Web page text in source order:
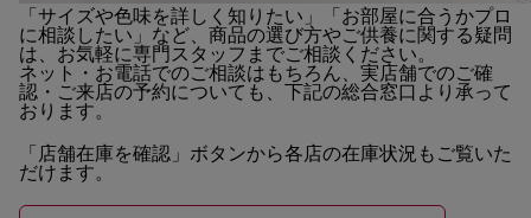
「サイズや色味を詳しく知りたい」「お部屋に合うかプロ
に相談したい」など、商品の選び方やご供養に関する疑問
は、お気軽に専門スタッフまでご相談ください。
ネット・お電話でのご相談はもちろん、実店舗でのご確
認・ご来店の予約についても、下記の総合窓口より承って
おります。
「店舗在庫を確認」ボタンから各店の在庫状況もご覧いた
だけます。